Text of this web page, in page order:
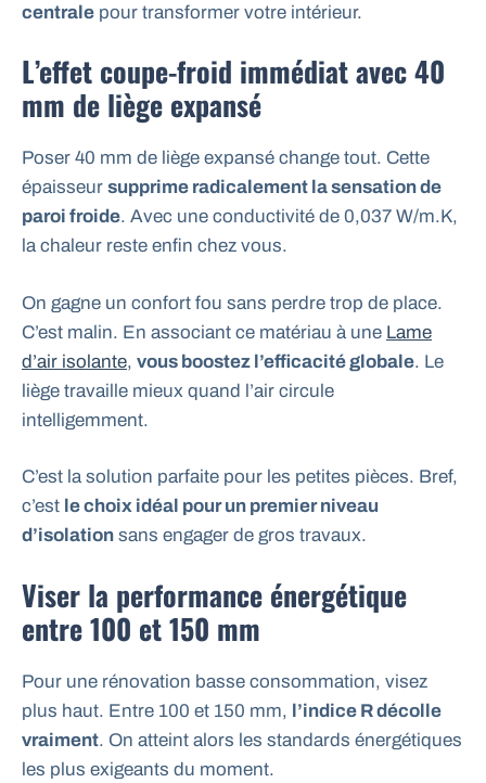
centrale pour transformer votre intérieur.
L’effet coupe-froid immédiat avec 40
mm de liège expansé
Poser 40 mm de liège expansé change tout. Cette
épaisseur supprime radicalement la sensation de
paroi froide. Avec une conductivité de 0,037 W/m.K,
la chaleur reste enfin chez vous.
On gagne un confort fou sans perdre trop de place.
C’est malin. En associant ce matériau à une Lame
d’air isolante, vous boostez l’efficacité globale. Le
liège travaille mieux quand l’air circule
intelligemment.
C’est la solution parfaite pour les petites pièces. Bref,
c’est le choix idéal pour un premier niveau
d’isolation sans engager de gros travaux.
Viser la performance énergétique
entre 100 et 150 mm
Pour une rénovation basse consommation, visez
plus haut. Entre 100 et 150 mm, l’indice R décolle
vraiment. On atteint alors les standards énergétiques
les plus exigeants du moment.